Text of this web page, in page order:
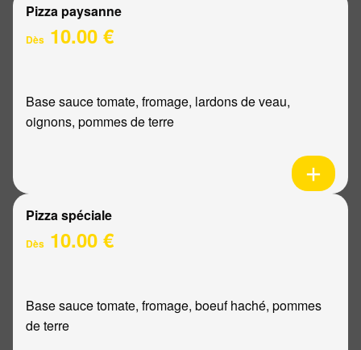
Pizza paysanne
Dès 10.00 €
Base sauce tomate, fromage, lardons de veau,
oignons, pommes de terre
Pizza spéciale
Dès 10.00 €
Base sauce tomate, fromage, boeuf haché, pommes
de terre